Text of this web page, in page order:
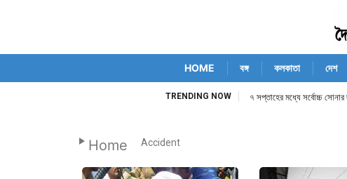
HOME বঙ্গ কলকাতা দেশ
TRENDING NOW ৭ সপ্তাহের মধ্যে সর্বোচ্চ সোনার
Home Accident